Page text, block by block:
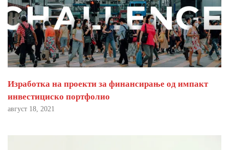
Изработка на проекти за финансирање од импакт
инвестициско портфолио
август 18, 2021